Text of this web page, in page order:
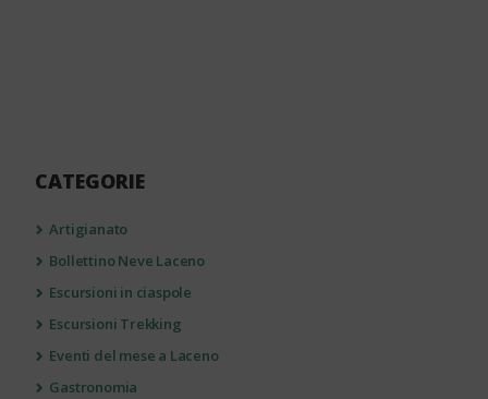
CATEGORIE
Artigianato
Bollettino Neve Laceno
Escursioni in ciaspole
Escursioni Trekking
Eventi del mese a Laceno
Gastronomia